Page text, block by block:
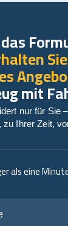
als eine
mit
nur für Sie
zu Ihrer Zeit,